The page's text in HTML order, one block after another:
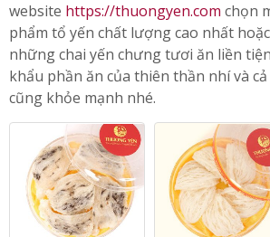
website https://thuongyen.com chọn
phẩm tổ yến chất lượng cao nhất
những chai yến chưng tươi ăn liền
khẩu phần ăn của thiên thần nhí và
cũng khỏe mạnh nhé.